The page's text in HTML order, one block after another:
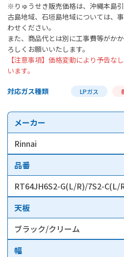
※りゅうせき販売価格は、沖縄本島
古島地域、石垣島地域については、
わせください。
また、商品代とは別に工事費等がか
ろしくお願いいたします。
【注意事項】価格変動により予告な
います。
対応ガス種類 LPガス
メーカー
Rinnai
品番
RT64JH6S2-G(L/R)/7S2-C(L/
天板
ブラック/クリーム
幅